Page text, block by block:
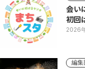
会い
初回
2026
編集